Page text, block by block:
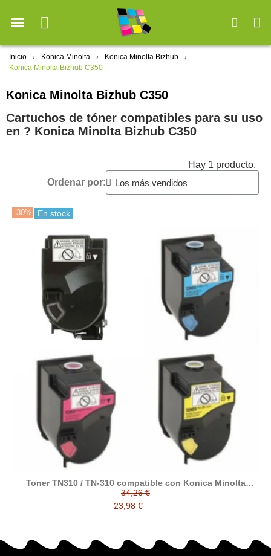
Inicio Konica Minolta
Konica Minolta Bizhub
Konica Minolta Bizhub C350
Konica Minolta Bizhub C350
Cartuchos de tóner compatibles para su uso
en ?️ Konica Minolta Bizhub C350
Hay 1 producto.
Ordenar por:
-30% En stock
Toner TN310 / TN-310 compatible con Konica Minolta
Bizhub C 350 / 351 / 450 / 450P / CF 2203 / KMC 2230
34,26 €
23,98 €